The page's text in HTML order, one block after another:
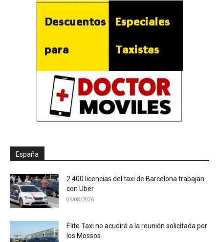
España
2.400 licencias del taxi de Barcelona trabajan
con Uber
06/08/2026
Élite Taxi no acudirá a la reunión solicitada por
los Mossos